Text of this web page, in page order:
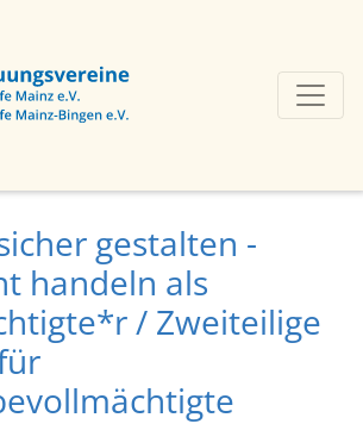
gestalten -
handeln als
/ Zweiteilige